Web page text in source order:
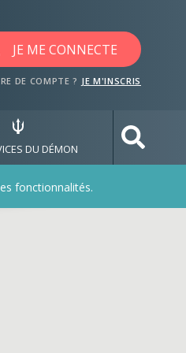
JE ME CONNECTE
DE COMPTE ? JE M'INSCRIS
DU DÉMON
fonctionnalités.